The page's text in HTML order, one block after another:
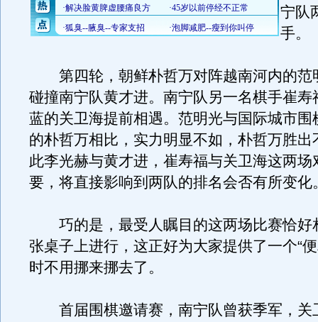
宁队
手。
第四轮，朝鲜朴哲万对阵越南河内的范
碰撞南宁队黄才进。南宁队另一名棋手崔寿
蓝的关卫海提前相遇。范明光与国际城市围
的朴哲万相比，实力明显不如，朴哲万胜出
此李光赫与黄才进，崔寿福与关卫海这两场
要，将直接影响到两队的排名会否有所变化
巧的是，最受人瞩目的这两场比赛恰好
张桌子上进行，这正好为大家提供了一个“
时不用挪来挪去了。
首届围棋邀请赛，南宁队曾获季军，关